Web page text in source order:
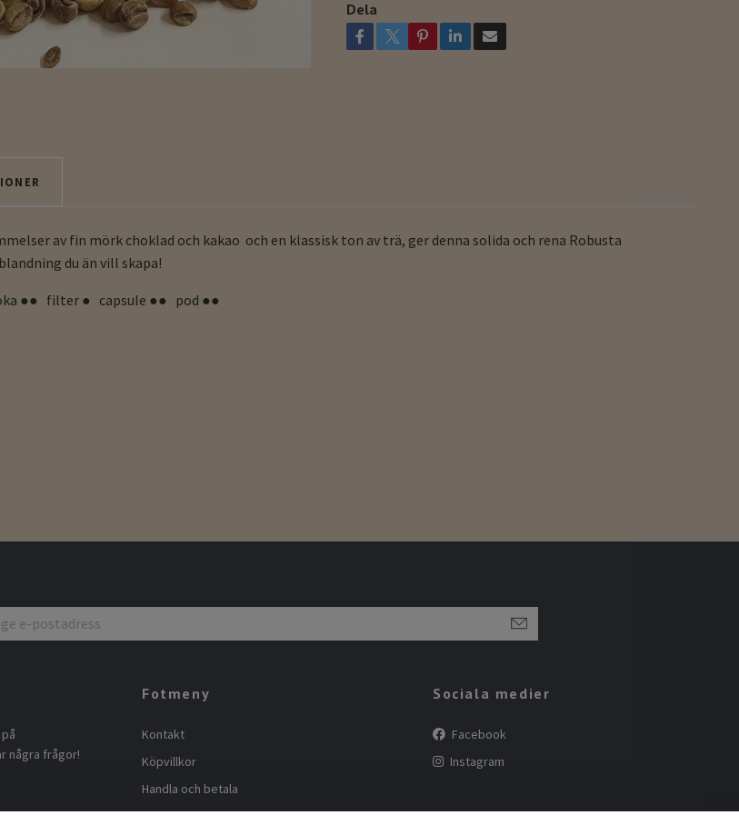
Dela
av fin mörk choklad och kakao och en klassisk ton av trä, ger denna solida och rena Robusta
du än vill skapa!
●● filter ● capsule ●● pod ●●
några frågor!
Fotmeny
Kontakt
Köpvillkor
Handla och betala
Miljö och Garanti
Sociala medier
Facebook
Instagram